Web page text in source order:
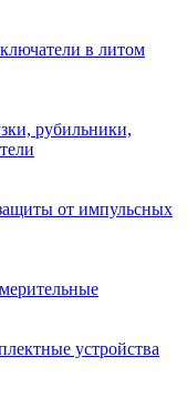
в литом
рубильники,
от импульсных
устройства